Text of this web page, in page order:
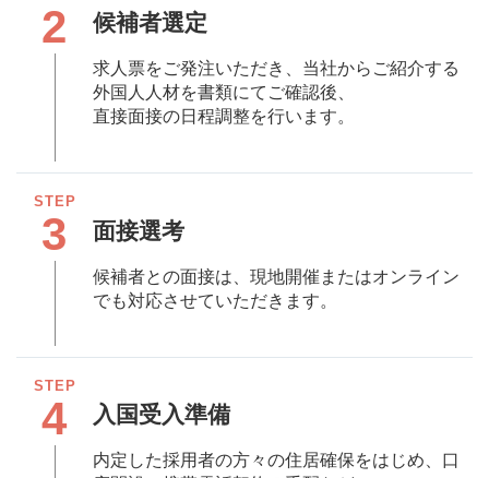
2 候補者選定
求⼈票をご発注いただき、当社からご紹介する
外国⼈⼈材を書類にてご確認後、
直接⾯接の⽇程調整を⾏います。
3 面接選考
候補者との⾯接は、現地開催またはオンライン
でも対応させていただきます。
4 入国受入準備
内定した採⽤者の⽅々の住居確保をはじめ、⼝